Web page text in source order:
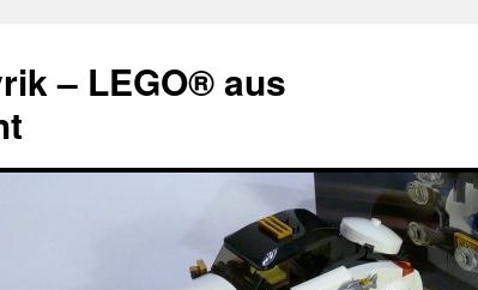
– LEGO® aus